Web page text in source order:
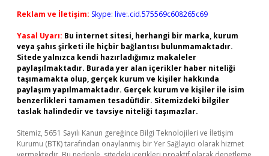
Reklam ve İletişim: Skype: live:.cid.575569c608265c69
Yasal Uyarı: Bu internet sitesi, herhangi bir marka, kurum
veya şahıs şirketi ile hiçbir bağlantısı bulunmamaktadır.
Sitede yalnızca kendi hazırladığımız makaleler
paylaşılmaktadır. Burada yer alan içerikler haber niteliği
taşımamakta olup, gerçek kurum ve kişiler hakkında
paylaşım yapılmamaktadır. Gerçek kurum ve kişiler ile isim
benzerlikleri tamamen tesadüfidir. Sitemizdeki bilgiler
taslak halindedir ve tavsiye niteliği taşımazlar.
Sitemiz, 5651 Sayılı Kanun gereğince Bilgi Teknolojileri ve İletişim
Kurumu (BTK) tarafından onaylanmış bir Yer Sağlayıcı olarak hizmet